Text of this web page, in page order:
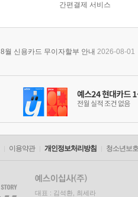
간편결제 서비스
8월 신용카드 무이자할부 안내 2026-08-01
이용약관 개인정보처리방침 청소년보
대표 : 김석환, 최세라